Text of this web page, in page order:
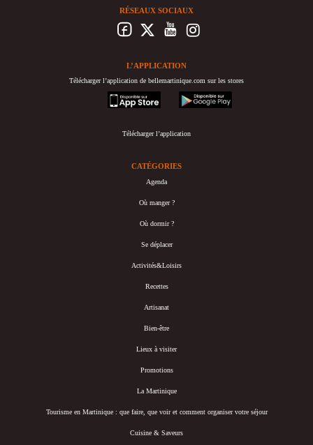
RÉSEAUX SOCIAUX
L’APPLICATION
Télécharger l’application de bellemartinique.com sur les stores
appstore
googleplay
Télécharger l’application
CATÉGORIES
Agenda
Où manger ?
Où dormir ?
Se déplacer
Activités&Loisirs
Recettes
Artisanat
Bien-être
Lieux à visiter
Promotions
La Martinique
Tourisme en Martinique : que faire, que voir et comment organiser votre séjour
Cuisine & Saveurs